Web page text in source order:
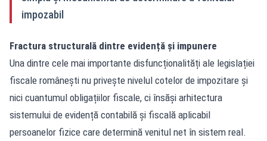
impozabil
Fractura structurală dintre evidență și impunere
Una dintre cele mai importante disfuncționalități ale legislației
fiscale românești nu privește nivelul cotelor de impozitare și
nici cuantumul obligațiilor fiscale, ci însăși arhitectura
sistemului de evidență contabilă și fiscală aplicabil
persoanelor fizice care determină venitul net în sistem real.